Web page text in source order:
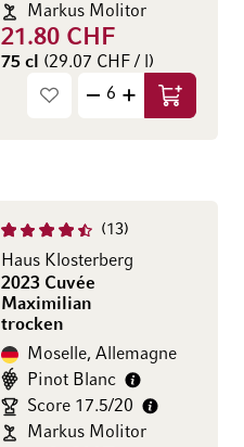
Markus Molitor
21.80 CHF
75 cl (29.07 CHF / l)
Ajouter
13
Haus Klosterberg
2023 Cuvée
Maximilian
trocken
Moselle, Allemagne
Pinot Blanc
Score 17.5/20
Markus Molitor